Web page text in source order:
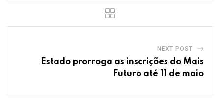
NEXT POST
Estado prorroga as inscrições do Mais
Futuro até 11 de maio